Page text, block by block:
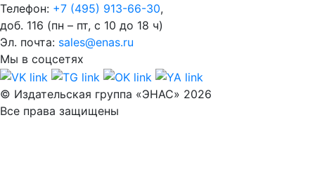
Телефон: +7 (495) 913-66-30,
доб. 116 (пн – пт, с 10 до 18 ч)
Эл. почта: sales@enas.ru
Мы в соцсетях
© Издательская группа «ЭНАС» 2026
Все права защищены